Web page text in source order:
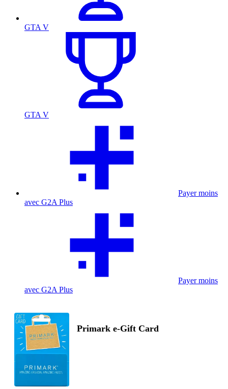
GTA V
GTA V
Payer moins
avec G2A Plus
Payer moins
avec G2A Plus
Primark e-Gift Card